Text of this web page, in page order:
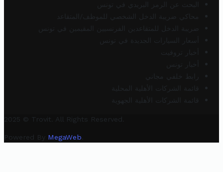
البحث عن الرمز البريدي في تونس
محاكي ضريبة الدخل الشخصي للموظف/المتقاعد
ضريبة الدخل للمتقاعدين الفرنسيين المقيمين في تونس
أسعار السيارات الجديدة في تونس
أخبار تروفيت
أخبار تونس
رابط خلفي مجاني
قائمة الشركات الأهلية المحلية
قائمة الشركات الأهلية الجهوية
2025 © Trovit. All Rights Reserved.
Powered By MegaWeb